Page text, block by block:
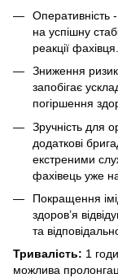
Оперативність
на успішну
реакції фахівця.
Зниження
запобігає
погіршення
Зручність для
додаткові
екстреними
фахівець уже на
Покращення
здоров’я
та
Тривалість: 1
можлива